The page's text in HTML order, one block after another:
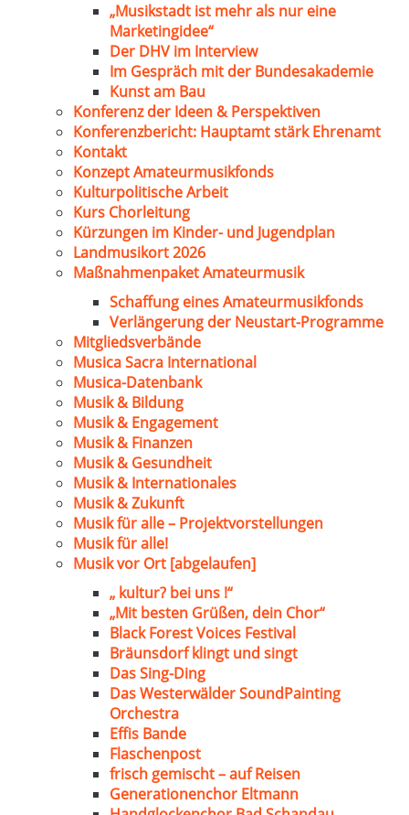
„Musikstadt ist mehr als nur eine
Marketingidee“
Der DHV im Interview
Im Gespräch mit der Bundesakademie
Kunst am Bau
Konferenz der Ideen & Perspektiven
Konferenzbericht: Hauptamt stärk Ehrenamt
Kontakt
Konzept Amateurmusikfonds
Kulturpolitische Arbeit
Kurs Chorleitung
Kürzungen im Kinder- und Jugendplan
Landmusikort 2026
Maßnahmenpaket Amateurmusik
Schaffung eines Amateurmusikfonds
Verlängerung der Neustart-Programme
Mitgliedsverbände
Musica Sacra International
Musica-Datenbank
Musik & Bildung
Musik & Engagement
Musik & Finanzen
Musik & Gesundheit
Musik & Internationales
Musik & Zukunft
Musik für alle – Projektvorstellungen
Musik für alle!
Musik vor Ort [abgelaufen]
„ kultur? bei uns !“
„Mit besten Grüßen, dein Chor“
Black Forest Voices Festival
Bräunsdorf klingt und singt
Das Sing-Ding
Das Westerwälder SoundPainting
Orchestra
Effis Bande
Flaschenpost
frisch gemischt – auf Reisen
Generationenchor Eltmann